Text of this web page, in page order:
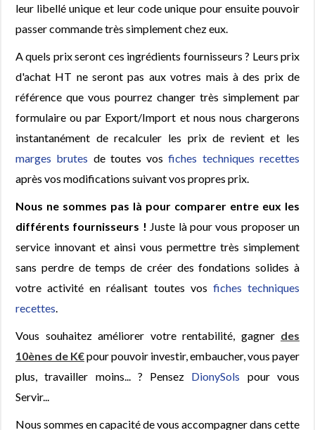
leur libellé unique et leur code unique pour ensuite pouvoir
passer commande très simplement chez eux.
A quels prix seront ces ingrédients fournisseurs ? Leurs prix
d'achat HT ne seront pas aux votres mais à des prix de
référence que vous pourrez changer très simplement par
formulaire ou par Export/Import et nous nous chargerons
instantanément de recalculer les prix de revient et les
marges brutes de toutes vosfiches techniques recettes
après vos modifications suivant vos propres prix.
Nous ne sommes pas là pour comparer entre eux les
différents fournisseurs ! Juste là pour vous proposer un
service innovant et ainsi vous permettre très simplement
sans perdre de temps de créer des fondations solides à
votre activité en réalisant toutes vos fiches techniques
recettes.
Vous souhaitez améliorer votre rentabilité, gagner des
10ènes de K€pour pouvoir investir, embaucher, vous payer
plus, travailler moins... ? Pensez DionySols pour vous
Servir...
Nous sommes en capacité de vous accompagner dans cette